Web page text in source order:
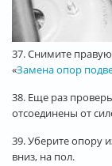
37. Снимите
«Замена опор
38. Еще раз
отсоединены от
39. Уберите опору
вниз, на пол.